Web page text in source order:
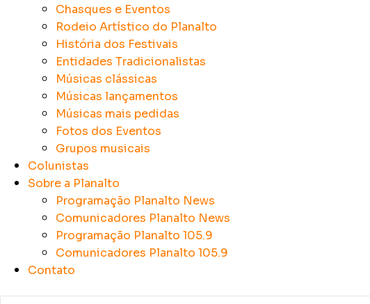
Chasques e Eventos
Rodeio Artístico do Planalto
História dos Festivais
Entidades Tradicionalistas
Músicas clássicas
Músicas lançamentos
Músicas mais pedidas
Fotos dos Eventos
Grupos musicais
Colunistas
Sobre a Planalto
Programação Planalto News
Comunicadores Planalto News
Programação Planalto 105.9
Comunicadores Planalto 105.9
Contato